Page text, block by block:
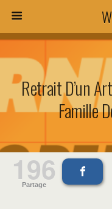
Retrait D’un
Famille
196
Partage